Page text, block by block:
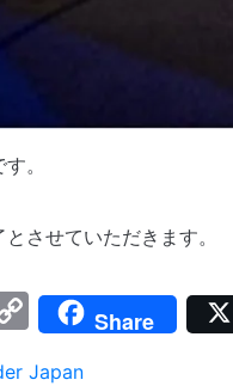
。
させていただきます。
Copy
Link
Share
Japan